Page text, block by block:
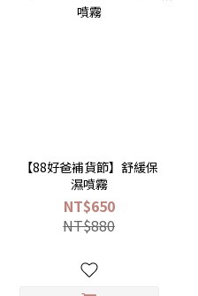
【88好爸補貨節】舒緩保
濕噴霧
NT$650
NT$880